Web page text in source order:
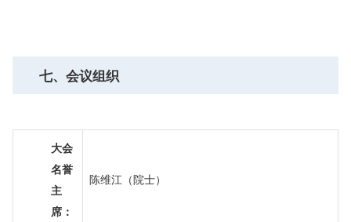
七、会议组织
大会
名誉
主
席：
陈维江（院士）